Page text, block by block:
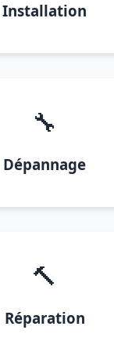
Installation
🔧
Dépannage
🔨
Réparation